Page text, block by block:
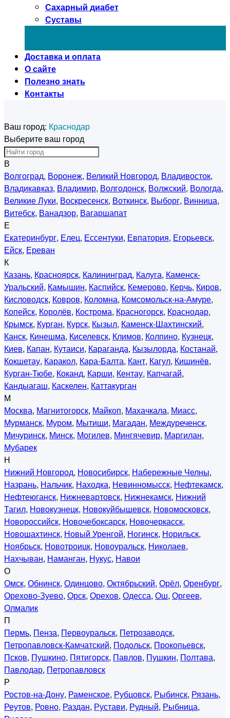
Сахарный диабет
Суставы
Доставка и оплата
О сайте
Полезно знать
Контакты
Ваш город: Краснодар
Выберите ваш город
В
Волгоград, Воронеж, Великий Новгород, Владивосток,
Владикавказ, Владимир, Волгодонск, Волжский, Вологда,
Великие Луки, Воскресенск, Воткинск, Выборг, Винница,
Витебск, Ванадзор, Вагаршапат
Е
Екатеринбург, Елец, Ессентуки, Евпатория, Егорьевск,
Ейск, Ереван
К
Казань, Красноярск, Калининград, Калуга, Каменск-
Уральский, Камышин, Каспийск, Кемерово, Керчь, Киров,
Кисловодск, Ковров, Коломна, Комсомольск-на-Амуре,
Копейск, Королёв, Кострома, Красногорск, Краснодар,
Крымск, Курган, Курск, Кызыл, Каменск-Шахтинский,
Канск, Кинешма, Киселевск, Климов, Колпино, Кузнецк,
Киев, Капан, Кутаиси, Караганда, Кызылорда, Костанай,
Кокшетау, Каракол, Кара-Балта, Кант, Кагул, Кишинёв,
Курган-Тюбе, Коканд, Карши, Кентау, Капчагай,
Кандыагаш, Каскелен, Каттакурган
М
Москва, Магнитогорск, Майкоп, Махачкала, Миасс,
Мурманск, Муром, Мытищи, Магадан, Междуреченск,
Мичуринск, Минск, Могилев, Мингячевир, Маргилан,
Мубарек
Н
Нижний Новгород, Новосибирск, Набережные Челны,
Назрань, Нальчик, Находка, Невинномысск, Нефтекамск,
Нефтеюганск, Нижневартовск, Нижнекамск, Нижний
Тагил, Новокузнецк, Новокуйбышевск, Новомосковск,
Новороссийск, Новочебоксарск, Новочеркасск,
Новошахтинск, Новый Уренгой, Ногинск, Норильск,
Ноябрьск, Новотроицк, Новоуральск, Николаев,
Нахчыван, Наманган, Нукус, Навои
О
Омск, Обнинск, Одинцово, Октябрьский, Орёл, Оренбург,
Орехово-Зуево, Орск, Орехов, Одесса, Ош, Оргеев,
Олмалик
П
Пермь, Пенза, Первоуральск, Петрозаводск,
Петропавловск-Камчатский, Подольск, Прокопьевск,
Псков, Пушкино, Пятигорск, Павлов, Пушкин, Полтава,
Павлодар, Петропавловск
Р
Ростов-на-Дону, Раменское, Рубцовск, Рыбинск, Рязань,
Реутов, Ровно, Раздан, Рустави, Рудный, Рыбница,